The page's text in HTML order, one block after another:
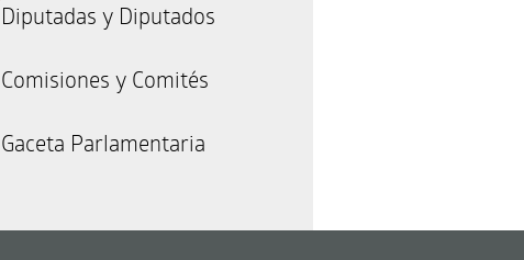
Diputadas y Diputados
Comisiones y Comités
Gaceta Parlamentaria